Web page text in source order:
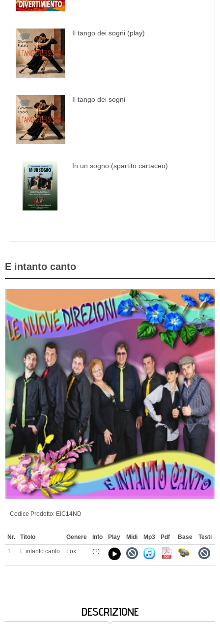
Il tango dei sogni (play)
Il tango dei sogni
In un sogno (spartito cartaceo)
E intanto canto
Codice Prodotto: EIC14ND
Nr. Titolo Genere Info Play Midi Mp3 Pdf Base Testi
1 E intanto canto Fox (?)
DESCRIZIONE